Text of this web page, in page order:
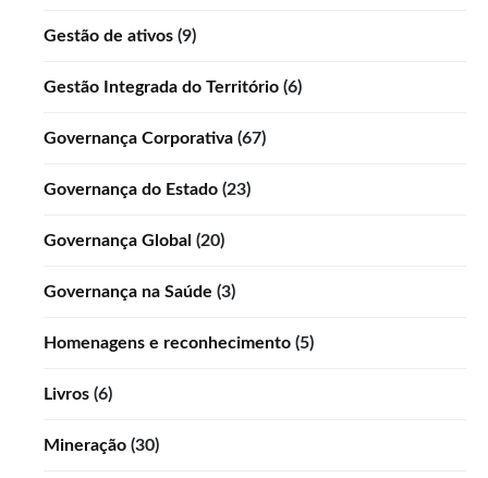
Gestão de ativos (9)
Gestão Integrada do Território (6)
Governança Corporativa (67)
Governança do Estado (23)
Governança Global (20)
Governança na Saúde (3)
Homenagens e reconhecimento (5)
Livros (6)
Mineração (30)